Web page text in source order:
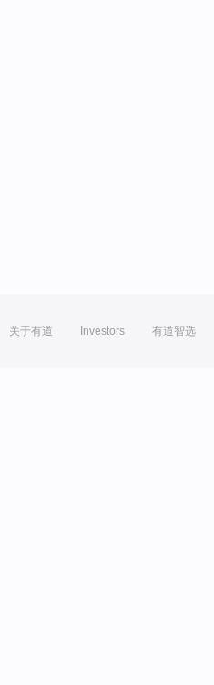
关于有道 Investors 有道智选